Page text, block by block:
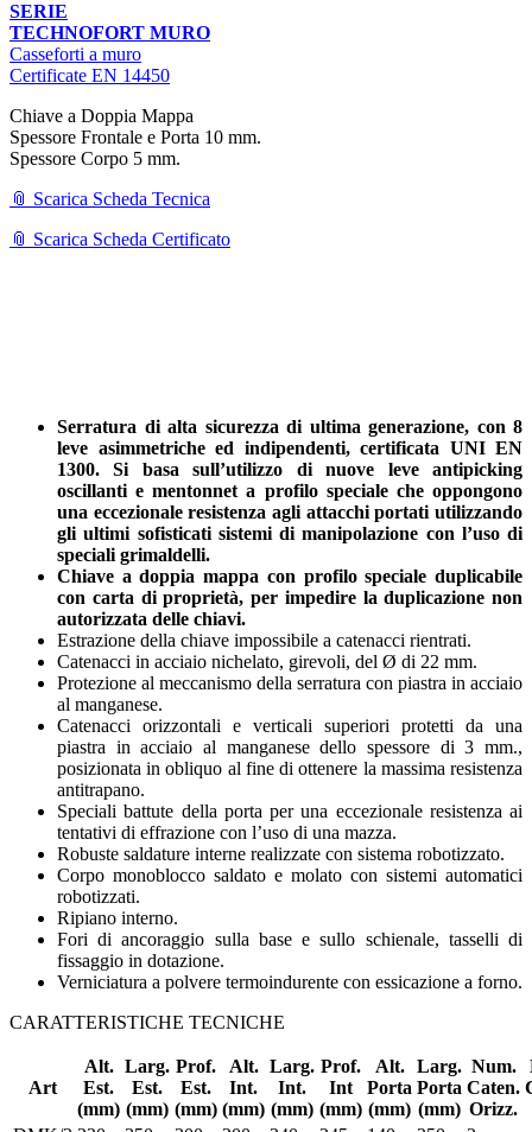
SERIE
TECHNOFORT MURO
Casseforti a muro
Certificate EN 14450
Chiave a Doppia Mappa
Spessore Frontale e Porta 10 mm.
Spessore Corpo 5 mm.
📎 Scarica Scheda Tecnica
📎 Scarica Scheda Certificato
Serratura di alta sicurezza di ultima generazione, con 8
leve asimmetriche ed indipendenti, certificata UNI EN
1300. Si basa sull’utilizzo di nuove leve antipicking
oscillanti e mentonnet a profilo speciale che oppongono
una eccezionale resistenza agli attacchi portati utilizzando
gli ultimi sofisticati sistemi di manipolazione con l’uso di
speciali grimaldelli.
Chiave a doppia mappa con profilo speciale duplicabile
con carta di proprietà, per impedire la duplicazione non
autorizzata delle chiavi.
Estrazione della chiave impossibile a catenacci rientrati.
Catenacci in acciaio nichelato, girevoli, del Ø di 22 mm.
Protezione al meccanismo della serratura con piastra in acciaio
al manganese.
Catenacci orizzontali e verticali superiori protetti da una
piastra in acciaio al manganese dello spessore di 3 mm.,
posizionata in obliquo al fine di ottenere la massima resistenza
antitrapano.
Speciali battute della porta per una eccezionale resistenza ai
tentativi di effrazione con l’uso di una mazza.
Robuste saldature interne realizzate con sistema robotizzato.
Corpo monoblocco saldato e molato con sistemi automatici
robotizzati.
Ripiano interno.
Fori di ancoraggio sulla base e sullo schienale, tasselli di
fissaggio in dotazione.
Verniciatura a polvere termoindurente con essicazione a forno.
CARATTERISTICHE TECNICHE
Art
Alt.
Est.
(mm)
Larg.
Est.
(mm)
Prof.
Est.
(mm)
Alt.
Int.
(mm)
Larg.
Int.
(mm)
Prof.
Int
(mm)
Alt.
Porta
(mm)
Larg.
Porta
(mm)
Num.
Caten.
Orizz.